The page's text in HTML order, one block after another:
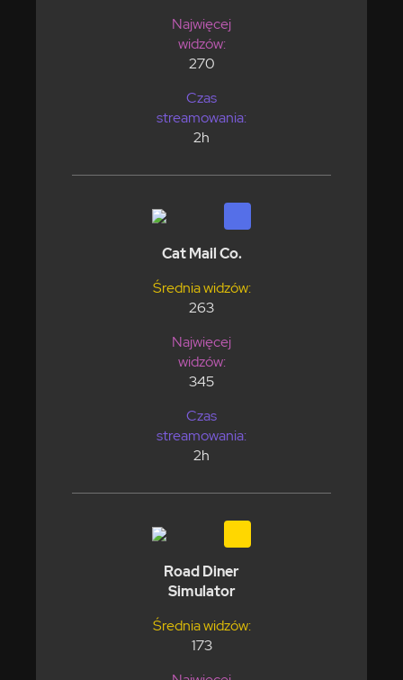
Najwięcej
widzów:
270
Czas
streamowania:
2h
Cat Mail Co.
Średnia widzów:
263
Najwięcej
widzów:
345
Czas
streamowania:
2h
Road Diner
Simulator
Średnia widzów:
173